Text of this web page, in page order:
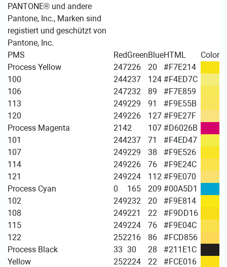
PANTONE® und andere
Pantone, Inc., Marken sind
registiert und geschützt von
Pantone, Inc.
PMS
RedGreenBlueHTML
Color
Process Yellow
247226 20
#F7E214
100
244237 124 #F4ED7C
106
247232 89
#F7E859
113
249229 91
#F9E55B
120
249226 127 #F9E27F
Process Magenta
2142 107 #D6026B
101
244237 71
#F4ED47
107
249229 38
#F9E526
114
249226 76
#F9E24C
121
249224 112 #F9E070
Process Cyan
0 165 209 #00A5D1
102
249232 20
#F9E814
108
249221 22
#F9DD16
115
249224 76
#F9E04C
122
252216 86
#FCD856
Process Black
33 30 28
#211E1C
Yellow
252224 22
#FCE016